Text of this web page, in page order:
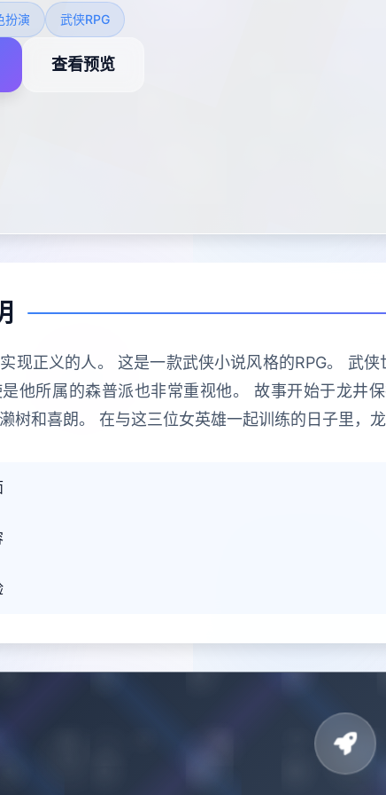
扮演 武侠RPG
查看预览
现正义的人。 这是一款武侠小说风格的RPG。 武
他所属的森普派也非常重视他。 故事开始于龙井
树和喜朗。 在与这三位女英雄一起训练的日子里，